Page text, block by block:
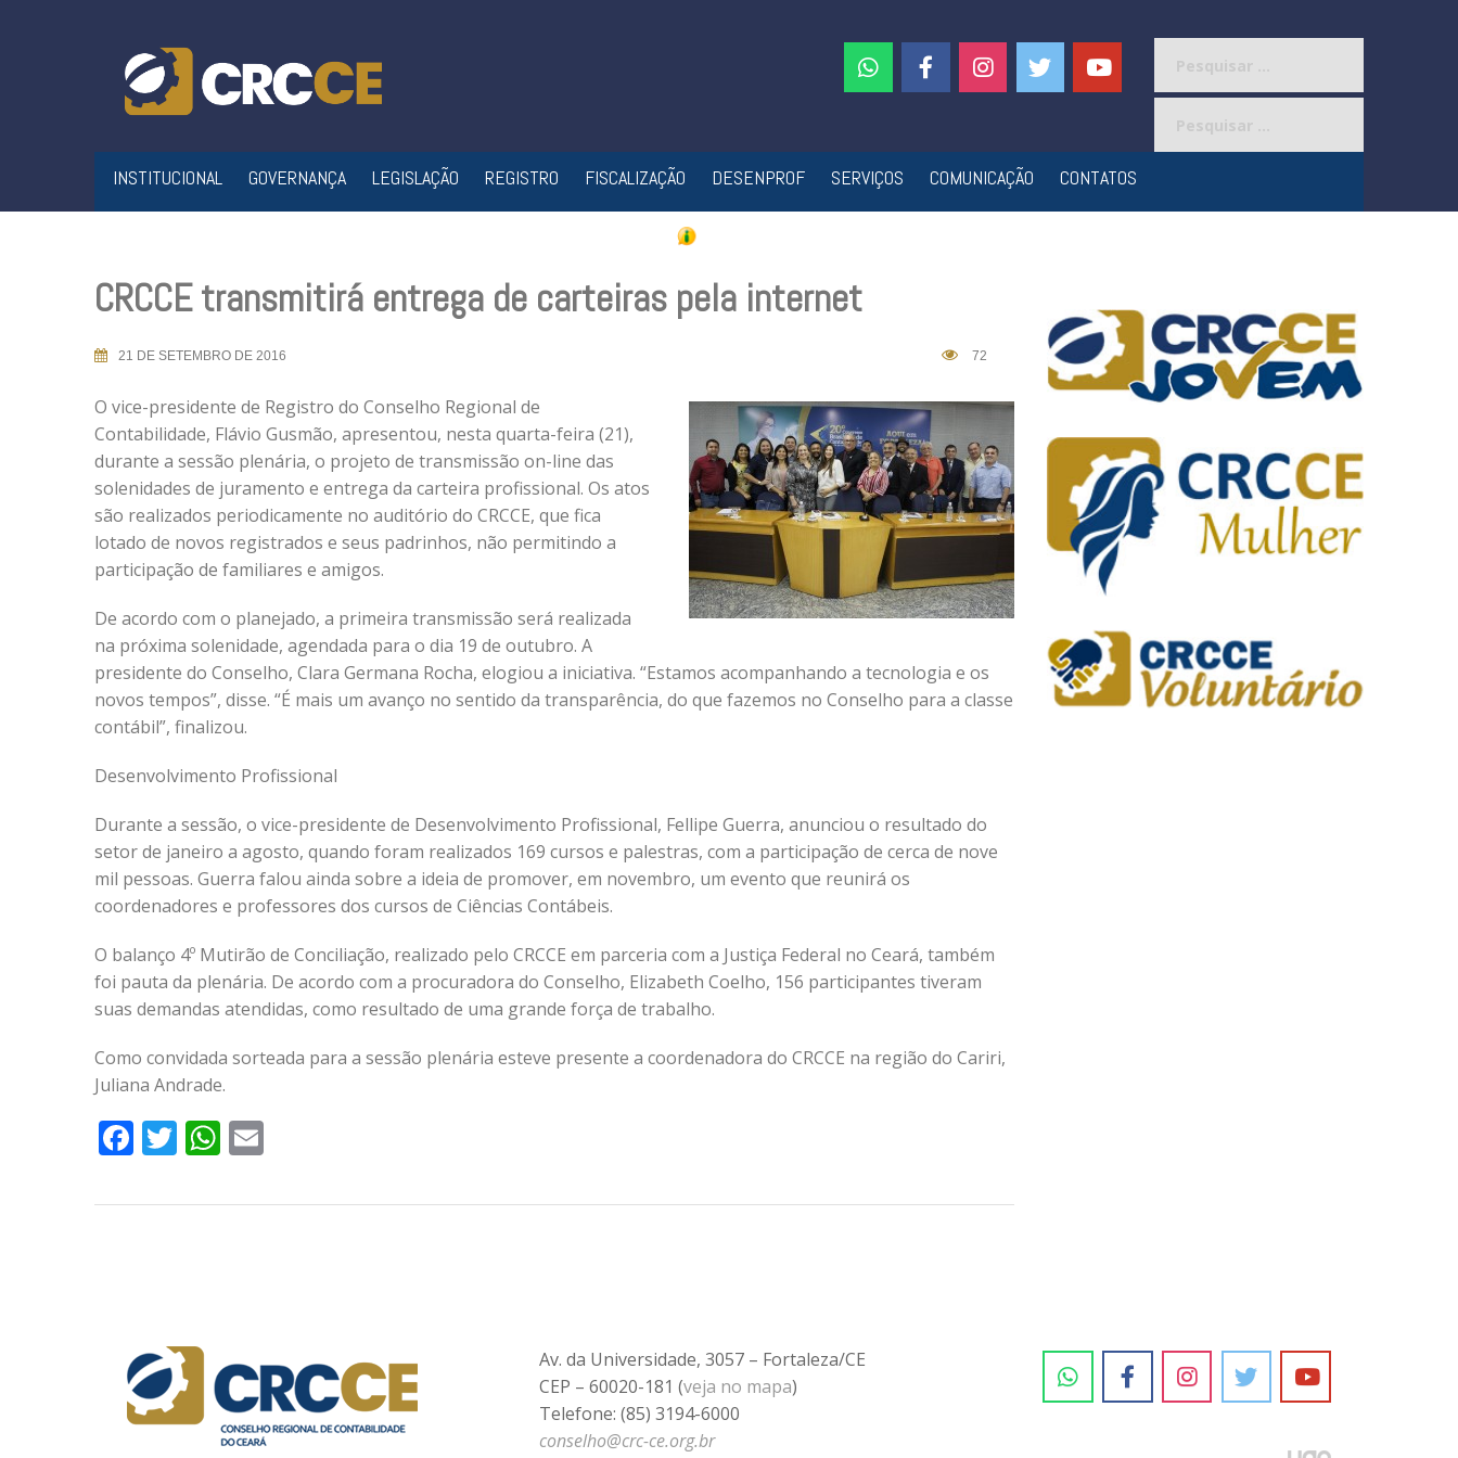
INSTITUCIONAL GOVERNANÇA LEGISLAÇÃO REGISTRO FISCALIZAÇÃO DESENPROF SERVIÇOS COMUNICAÇÃO CONTATOS
CRCCE transmitirá entrega de carteiras pela internet
21 DE SETEMBRO DE 2016 72
O vice-presidente de Registro do Conselho Regional de
Contabilidade, Flávio Gusmão, apresentou, nesta quarta-feira (21),
durante a sessão plenária, o projeto de transmissão on-line das
solenidades de juramento e entrega da carteira profissional. Os atos
são realizados periodicamente no auditório do CRCCE, que fica
lotado de novos registrados e seus padrinhos, não permitindo a
participação de familiares e amigos.
De acordo com o planejado, a primeira transmissão será realizada
na próxima solenidade, agendada para o dia 19 de outubro. A
presidente do Conselho, Clara Germana Rocha, elogiou a iniciativa. “Estamos acompanhando a tecnologia e os
novos tempos”, disse. “É mais um avanço no sentido da transparência, do que fazemos no Conselho para a classe
contábil”, finalizou.
Desenvolvimento Profissional
Durante a sessão, o vice-presidente de Desenvolvimento Profissional, Fellipe Guerra, anunciou o resultado do
setor de janeiro a agosto, quando foram realizados 169 cursos e palestras, com a participação de cerca de nove
mil pessoas. Guerra falou ainda sobre a ideia de promover, em novembro, um evento que reunirá os
coordenadores e professores dos cursos de Ciências Contábeis.
O balanço 4º Mutirão de Conciliação, realizado pelo CRCCE em parceria com a Justiça Federal no Ceará, também
foi pauta da plenária. De acordo com a procuradora do Conselho, Elizabeth Coelho, 156 participantes tiveram
suas demandas atendidas, como resultado de uma grande força de trabalho.
Como convidada sorteada para a sessão plenária esteve presente a coordenadora do CRCCE na região do Cariri,
Juliana Andrade.
Facebook
TwitterWhatsApp
Av. da Universidade, 3057 – Fortaleza/CE
CEP – 60020-181 (veja no mapa)
Telefone: (85) 3194-6000
conselho@crc-ce.org.br